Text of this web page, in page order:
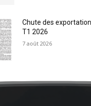
Chute des
T1 2026
7 août 2026